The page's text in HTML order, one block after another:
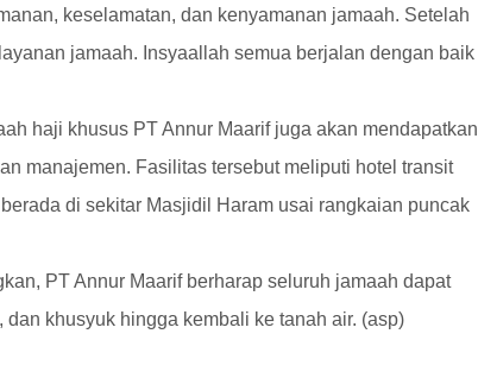
keselamatan, dan kenyamanan jamaah. Setelah
jamaah. Insyaallah semua berjalan dengan baik
haji khusus PT Annur Maarif juga akan mendapatkan
manajemen. Fasilitas tersebut meliputi hotel transit
di sekitar Masjidil Haram usai rangkaian puncak
PT Annur Maarif berharap seluruh jamaah dapat
khusyuk hingga kembali ke tanah air. (asp)